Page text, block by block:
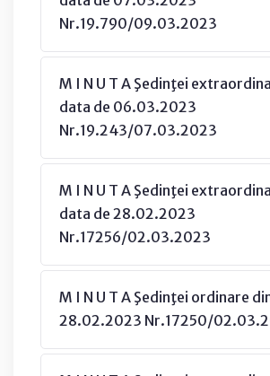
Nr.19.790/09.03.2023
M I N U T A Şedinţei
data de 06.03.2023
Nr.19.243/07.03.2023
M I N U T A Şedinţei
data de 28.02.2023
Nr.17256/02.03.2023
M I N U T A Şedinţei ordinare
28.02.2023 Nr.17250/